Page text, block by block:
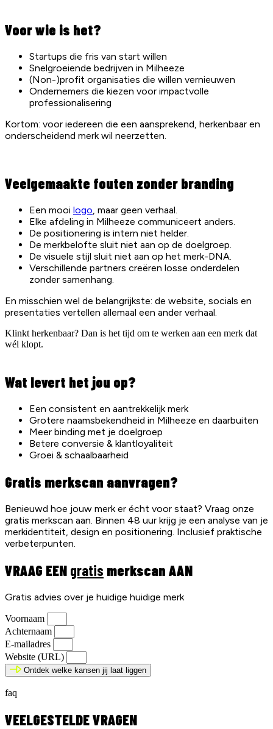
Voor wie is het?
Startups die fris van start willen
Snelgroeiende bedrijven in Milheeze
(Non-)profit organisaties die willen vernieuwen
Ondernemers die kiezen voor impactvolle
professionalisering
Kortom: voor iedereen die een aansprekend, herkenbaar en
onderscheidend merk wil neerzetten.
Veelgemaakte fouten zonder branding
Een mooi logo, maar geen verhaal.
Elke afdeling in Milheeze communiceert anders.
De positionering is intern niet helder.
De merkbelofte sluit niet aan op de doelgroep.
De visuele stijl sluit niet aan op het merk-DNA.
Verschillende partners creëren losse onderdelen
zonder samenhang.
En misschien wel de belangrijkste: de website, socials en
presentaties vertellen allemaal een ander verhaal.
Klinkt herkenbaar? Dan is het tijd om te werken aan een merk dat
wél klopt.
Wat levert het jou op?
Een consistent en aantrekkelijk merk
Grotere naamsbekendheid in Milheeze en daarbuiten
Meer binding met je doelgroep
Betere conversie & klantloyaliteit
Groei & schaalbaarheid
Gratis merkscan aanvragen?
Benieuwd hoe jouw merk er écht voor staat? Vraag onze
gratis merkscan aan. Binnen 48 uur krijg je een analyse van je
merkidentiteit, design en positionering. Inclusief praktische
verbeterpunten.
VRAAG EEN gratis merkscan AAN
Gratis advies over je huidige huidige merk
Voornaam
Achternaam
E-mailadres
Website (URL)
Ontdek welke kansen jij laat liggen
faq
VEELGESTELDE VRAGEN